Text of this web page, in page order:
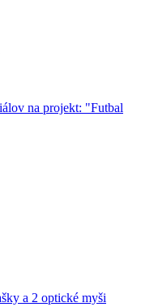
na projekt: "Futbal
a 2 optické myši